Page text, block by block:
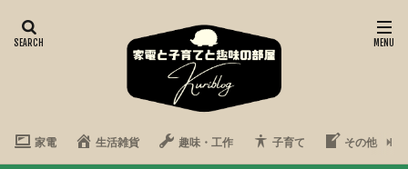
家電 生活雑貨 趣味・工作 子育て その他